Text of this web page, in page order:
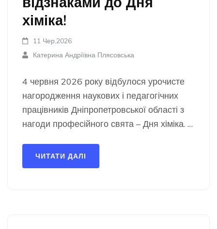
хіміка!
11 Чер,2026
Катерина Андріївна Плясовська
4 червня 2026 року відбулося урочисте
нагородження наукових і педагогічних
працівників Дніпропетровської області з
нагоди професійного свята – Дня хіміка. …
ЧИТАТИ ДАЛІ